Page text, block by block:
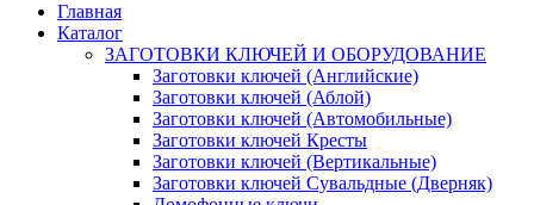
Главная
Каталог
ЗАГОТОВКИ КЛЮЧЕЙ И ОБОРУДОВАНИЕ
Заготовки ключей (Английские)
Заготовки ключей (Аблой)
Заготовки ключей (Автомобильные)
Заготовки ключей Кресты
Заготовки ключей (Вертикальные)
Заготовки ключей Сувальдные (Дверняк)